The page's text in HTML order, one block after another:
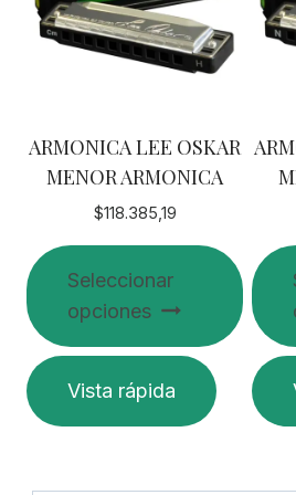
ARMONICA LEE OSKAR
MENOR ARMONICA
$118.385,19
Seleccionar
opciones
Este
producto
tiene
variantes.
Vista rápida
Este
tiene